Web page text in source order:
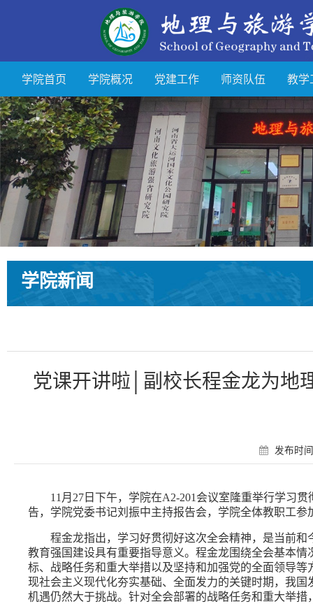
学院首页 学院概况 党建工作 师资队伍 教学
学院新闻
党课开讲啦│副校长程金龙为地
发布时
11月27日下午，学院在A2-201会议室隆重举行学习
告，学院党委书记刘振中主持报告会，学院全体教职工
程金龙指出， 学习好贯彻好这次全会精神，是当前和
教育强国建设具有重要指导意义。程金龙围绕全会基本情
标、战略任务和重大举措以及坚持和加强党的全面领导
现社会主义现代化夯实基础、全面发力的关键时期，我
机遇仍然大于挑战。 针对全会部署的战略任务和重大举